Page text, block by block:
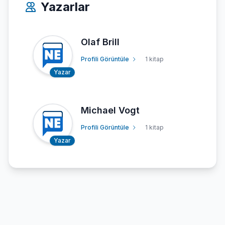
Yazarlar
Yazar
Olaf Brill
Profili Görüntüle 1 kitap
Yazar
Michael Vogt
Profili Görüntüle 1 kitap